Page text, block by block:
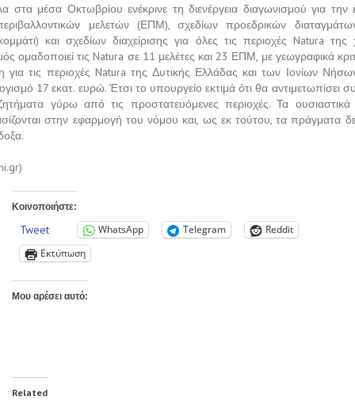
στα μέσα Οκτωβρίου ενέκρινε τη διενέργεια διαγωνισμού για την
μελετών (ΕΠΜ), σχεδίων προεδρικών
και σχεδίων διαχείρισης για όλες τις περιοχές Natura
ομαδοποιεί τις Natura σε 11 μελέτες και 23 ΕΠΜ, με γεωγραφικά
για τις περιοχές Natura της Δυτικής Ελλάδας και των Ιονίων
17 εκατ. ευρώ. Έτσι το υπουργείο εκτιμά ότι θα αντιμετωπίσει
γύρω από τις προστατευόμενες περιοχές. Τα ουσιαστικά
στην εφαρμογή του νόμου και, ως εκ τούτου, τα πράγματα
Κοινοποιήστε:
Tweet WhatsApp Telegram
Reddit
Εκτύπωση
Μου αρέσει αυτό:
Related